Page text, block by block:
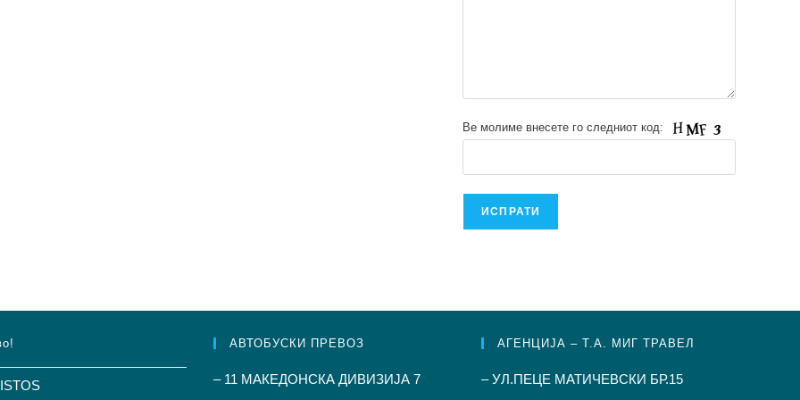
Ве молиме внесете го следниот код:
АВТОБУСКИ ПРЕВОЗ
– 11 МАКЕДОНСКА ДИВИЗИЈА 7
АГЕНЦИЈА – Т.А. МИГ ТРАВЕЛ
– УЛ.ПЕЦЕ МАТИЧЕВСКИ БР.15